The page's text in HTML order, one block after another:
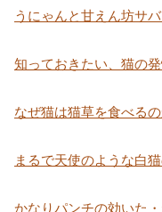
うにゃんと甘えん坊サ
知っておきたい、猫の
なぜ猫は猫草を食べる
まるで天使のような白
かなりパンチの効いた